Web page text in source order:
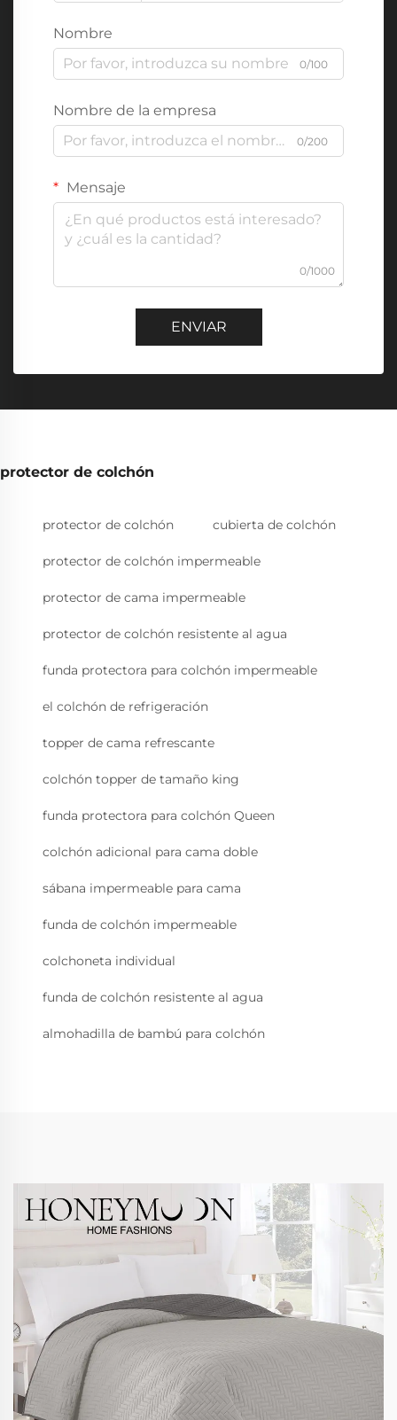
Nombre
0/100
Nombre de la empresa
0/200
Mensaje
0/1000
ENVIAR
protector de colchón
protector de colchón cubierta de colchón
protector de colchón impermeable
protector de cama impermeable
protector de colchón resistente al agua
funda protectora para colchón impermeable
el colchón de refrigeración
topper de cama refrescante
colchón topper de tamaño king
funda protectora para colchón Queen
colchón adicional para cama doble
sábana impermeable para cama
funda de colchón impermeable
colchoneta individual
funda de colchón resistente al agua
almohadilla de bambú para colchón